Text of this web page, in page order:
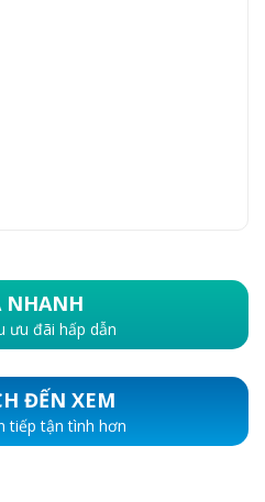
NHANH
ưu đãi hấp dẫn
ĐẾN XEM
tiếp tận tình hơn